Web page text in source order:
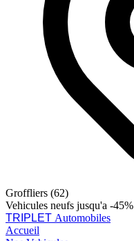
Groffliers (62)
Vehicules neufs jusqu'a -45%
TRIPLET Automobiles
Accueil